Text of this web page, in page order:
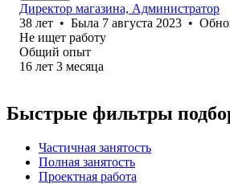
Директор магазина, Администратор
38 лет • Была 7 августа 2023 •
Не ищет работу
Общий опыт
16 лет 3 месяца
Быстрые фильтры
Частичная занятость
Полная занятость
Проектная работа